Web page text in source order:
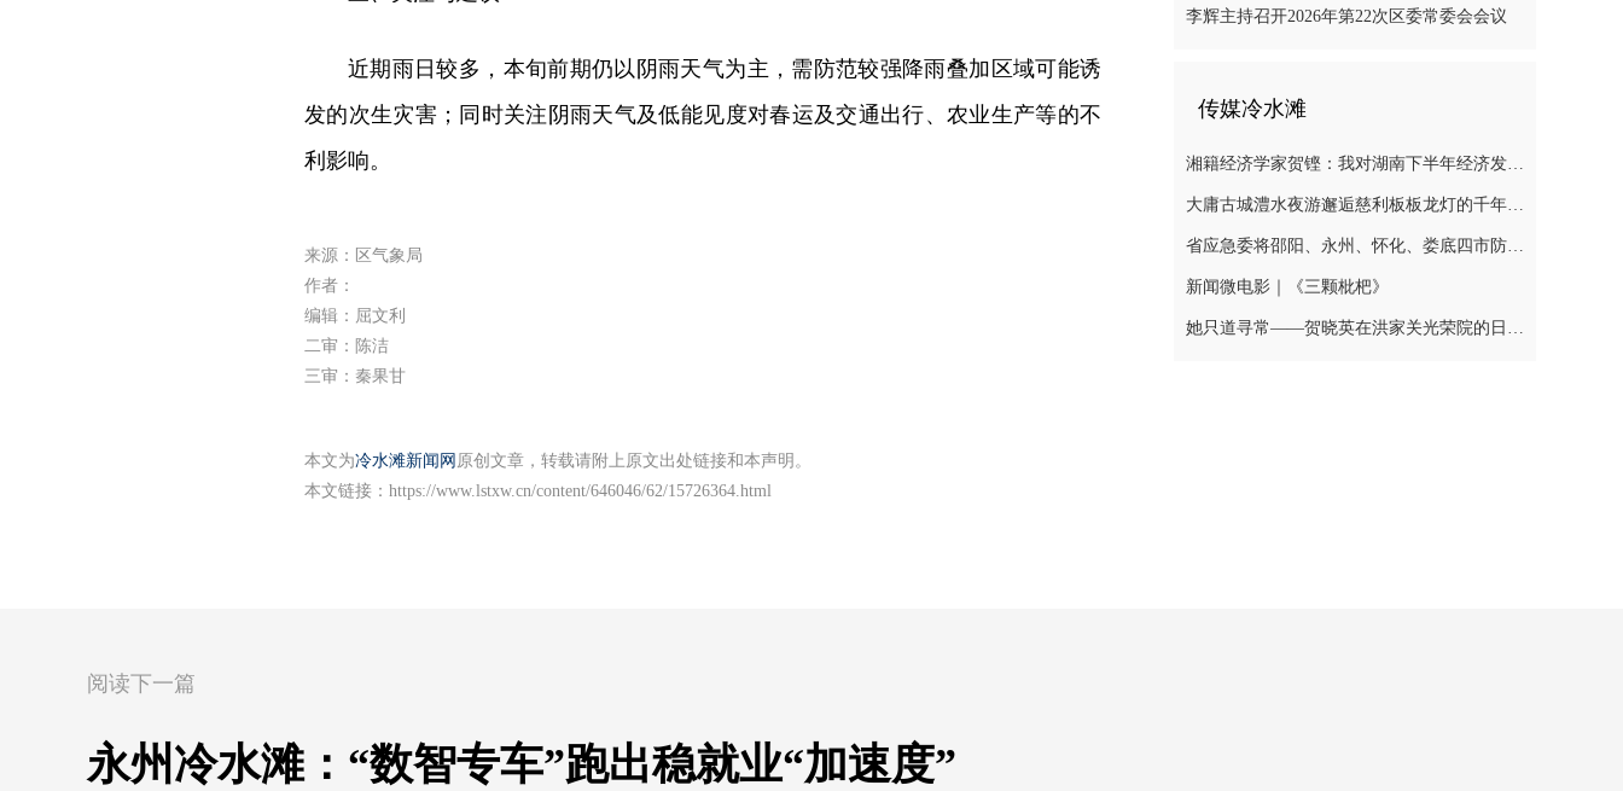
近期雨日较多，本旬前期仍以阴雨天气为主，需防范较强降雨叠加区域可能诱
发的次生灾害；同时关注阴雨天气及低能见度对春运及交通出行、农业生产等的不
利影响。
来源：区气象局
作者：
编辑：屈文利
二审：陈洁
三审：秦果甘
本文为冷水滩新闻网 原创文章，转载请附上原文出处链接和本声明。
本文链接： https://www.lstxw.cn/content/646046/62/15726364.html
李辉主持召开2026年第22次区委常委会会议
传媒冷水滩
湘籍经济学家贺铿：我对湖南下半年经济发展有信心
大庸古城澧水夜游邂逅慈利板板龙灯的千年浪漫
省应急委将邵阳、永州、怀化、娄底四市防汛抗灾应急响应提升至三级
新闻微电影｜《三颗枇杷》
她只道寻常——贺晓英在洪家关光荣院的日与夜
阅读下一篇
永州冷水滩：“数智专车”跑出稳就业“加速度”